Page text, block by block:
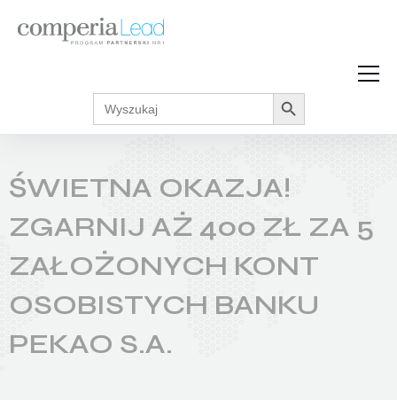
Strefa Wiedzy
Akcje promocyjne
Regulaminy
Search
for:
Search Button
ŚWIETNA OKAZJA!
ZGARNIJ AŻ 400 ZŁ ZA 5
ZAŁOŻONYCH KONT
OSOBISTYCH BANKU
PEKAO S.A.